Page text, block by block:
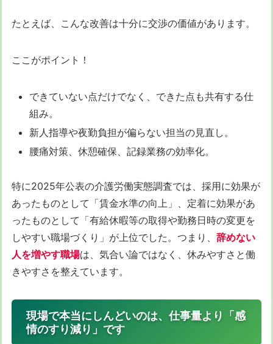
たとえば、こんな改善は十分に交渉の価値があります。
ここがポイント！
できていない点だけでなく、できた点も共有する仕
組み。
新人指導や夜勤負担が偏らない担当の見直し。
腰痛対策、休憩確保、記録業務の効率化。
特に2025年公表の介護労働実態調査では、採用に効果が
あったものとして「賃金水準の向上」、定着に効果があ
ったものとして「有給休暇等の取得や勤務日時の変更を
しやすい職場づくり」が上位でした。つまり、 辞めない
人を増やす職場は、気合い論ではなく、休みやすさと働
きやすさを整えています。
現場で本当にしんどいのは、仕事量より「感
情のすり減り」です